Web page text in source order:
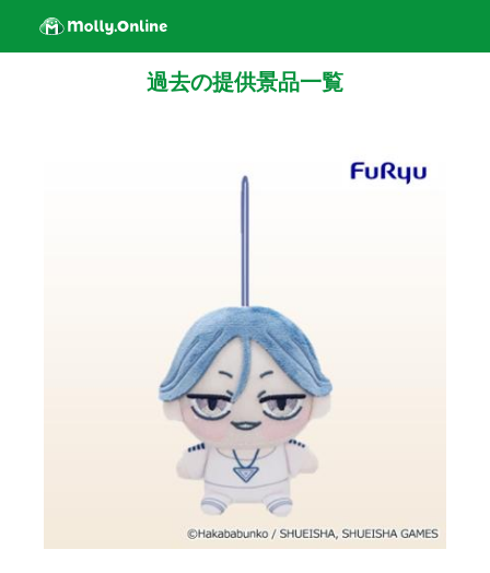
過去の提供景品一覧